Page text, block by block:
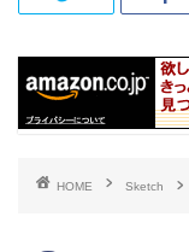
HOME Sketch